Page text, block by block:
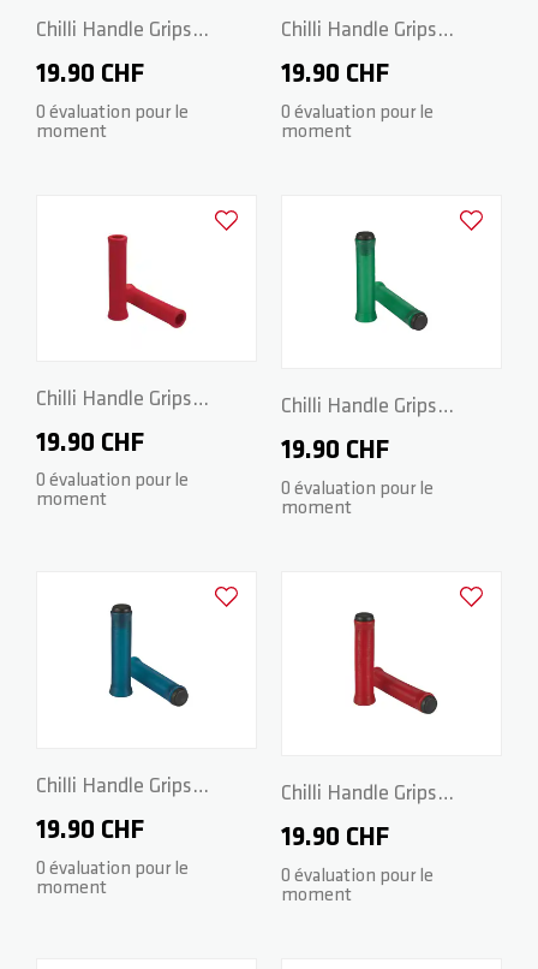
Chilli Handle Grips
Standard 2.0 - 140mm -
Green
19.90 CHF
0 évaluation pour le
moment
Chilli Handle Grips
Standard 2.0 - 140mm -
Blue
19.90 CHF
0 évaluation pour le
moment
Chilli Handle Grips
Standard 2.0 - 140mm -
Fire red
19.90 CHF
0 évaluation pour le
moment
Ajouter à la liste d'achats
Chilli Handle Grips
Standard 2.0 - 140mm -
Candy green
19.90 CHF
0 évaluation pour le
moment
Ajouter à
Chilli Handle Grips
Standard 2.0 - 140mm -
Candy blue
19.90 CHF
0 évaluation pour le
moment
Ajouter à la liste d'achats
Chilli Handle Grips
Standard 2.0 - 140mm -
Candy red
19.90 CHF
0 évaluation pour le
moment
Ajouter à